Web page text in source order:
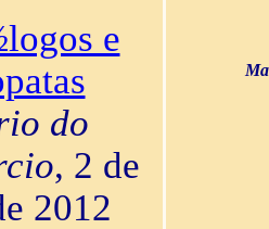
e
do
, 2 de
2012